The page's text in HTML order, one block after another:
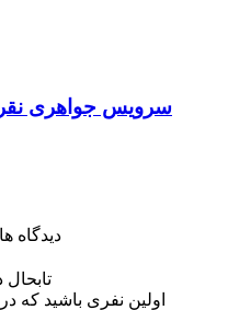
سرویس جواهری
دیدگاه ها
اولین نفری باشید که